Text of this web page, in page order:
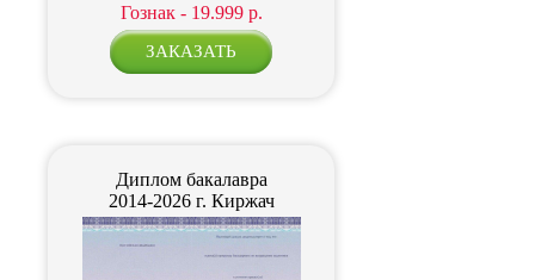
Гознак - 19.999 р.
Диплом бакалавра
2014-2026 г. Киржач